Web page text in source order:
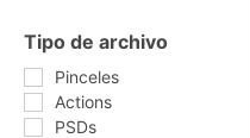
Tipo de archivo
Pinceles
Actions
PSDs